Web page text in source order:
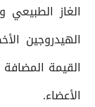
الغاز
الهيدروجين
القيمة المضافة
الأعضاء.